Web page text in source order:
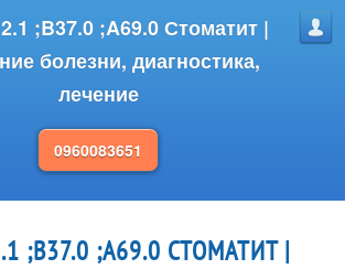
;B37.0 ;A69.0 Стоматит |
болезни, диагностика,
лечение
0960083651
;B37.0 ;A69.0 СТОМАТИТ |